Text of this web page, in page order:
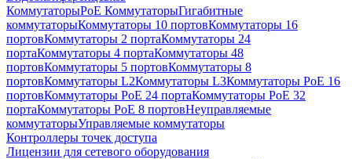
КоммутаторыPoE КоммутаторыГигабитные
коммутаторыКоммутаторы 10 портовКоммутаторы 16
портовКоммутаторы 2 портаКоммутаторы 24
портаКоммутаторы 4 портаКоммутаторы 48
портовКоммутаторы 5 портовКоммутаторы 8
портовКоммутаторы L2Коммутаторы L3Коммутаторы PoE 16
портовКоммутаторы PoE 24 портаКоммутаторы PoE 32
портаКоммутаторы PoE 8 портовНеуправляемые
коммутаторыУправляемые коммутаторы
Контроллеры точек доступа
Лицензии для сетевого оборудования